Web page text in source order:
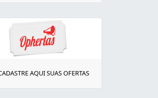
AQUI SUAS OFERTAS